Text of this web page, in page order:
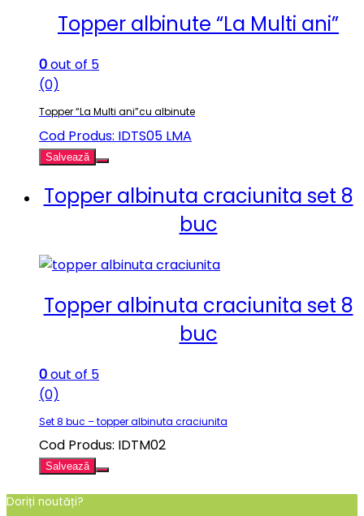
Topper albinute “La Multi ani”
0out of 5
(0)
Topper “La Multi ani”cu albinute
Cod Produs: IDTS05 LMA
Salvează
Topper albinuta craciunita set 8
buc
Topper albinuta craciunita set 8
buc
0out of 5
(0)
Set 8 buc – topper albinuta craciunita
Cod Produs: IDTM02
Salvează
Doriți noutăți?